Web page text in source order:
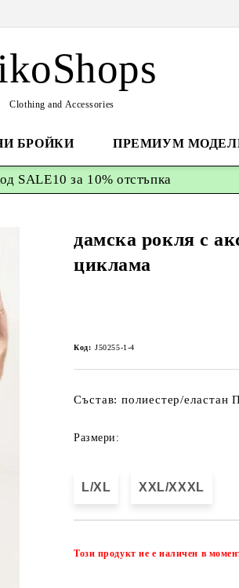
Clothing and Accessories
БРОЙКИ ПРЕМИУМ
SALE10 за 10% отстъпка
дамска рокля с
циклама
Код: J50255-1-4
Състав: полиестер/еластан
Размери:
L/XL XXL/XXXL
Този продукт не е наличен в